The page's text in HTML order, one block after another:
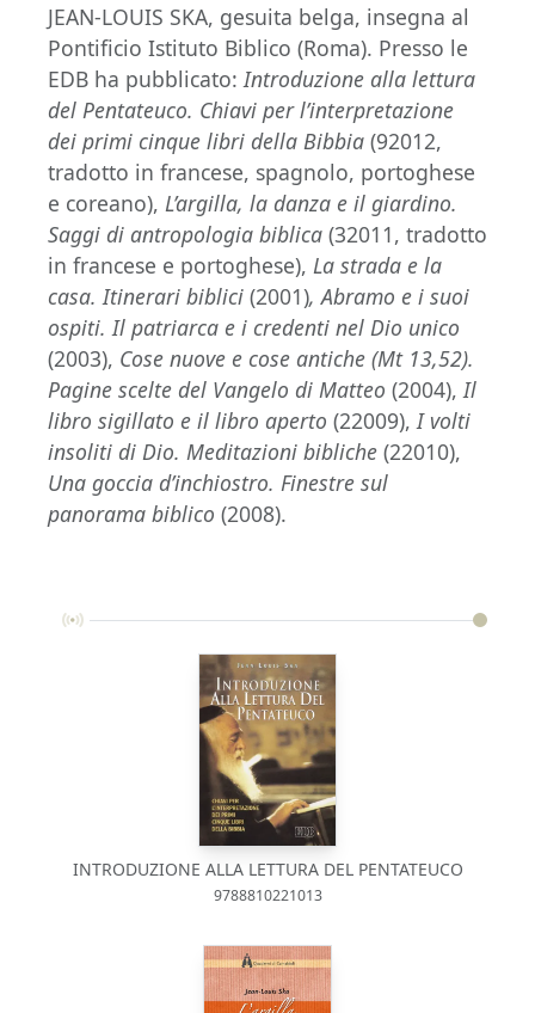
JEAN-LOUIS SKA, gesuita belga, insegna al
Pontificio Istituto Biblico (Roma). Presso le
EDB ha pubblicato:Introduzione alla lettura
del Pentateuco. Chiavi per l’interpretazione
dei primi cinque libri della Bibbia (92012,
tradotto in francese, spagnolo, portoghese
e coreano), L’argilla, la danza e il giardino.
Saggi di antropologia biblica (32011, tradotto
in francese e portoghese), La strada e la
casa. Itinerari biblici (2001), Abramo e i suoi
ospiti. Il patriarca e i credenti nel Dio unico
(2003), Cose nuove e cose antiche (Mt 13,52).
Pagine scelte del Vangelo di Matteo (2004),Il
libro sigillato e il libro aperto (22009),I volti
insoliti di Dio. Meditazioni bibliche (22010),
Una goccia d’inchiostro. Finestre sul
panorama biblico (2008).
INTRODUZIONE ALLA LETTURA DEL PENTATEUCO
9788810221013